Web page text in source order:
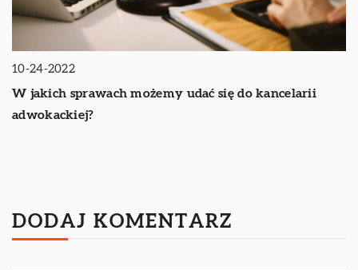
10-24-2022
W jakich sprawach możemy udać się do kancelarii
adwokackiej?
DODAJ KOMENTARZ